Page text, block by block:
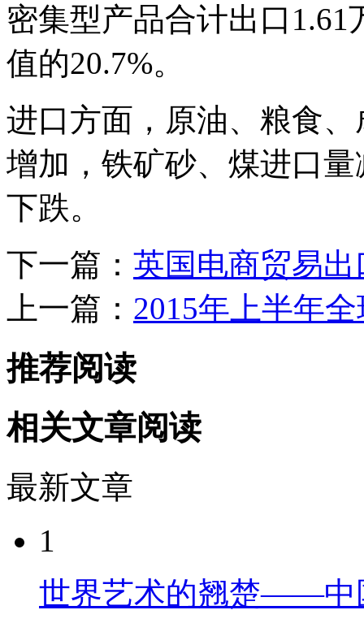
密集型产品合计出口
值的20.7%。
进口方面，原油、粮食
增加，铁矿砂、煤进口
下跌。
下一篇： 英国电商贸易
上一篇： 2015年上半年
推荐阅读
相关文章阅读
最新文章
1
世界艺术的翘楚——中